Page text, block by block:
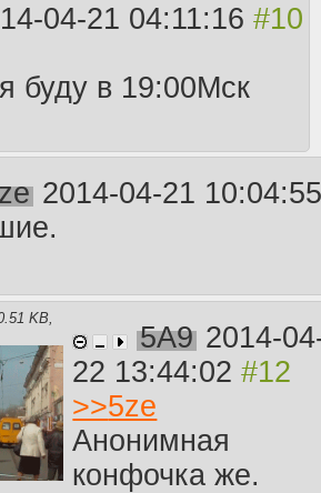
04-21 04:11:16
буду в 19:00Мск
2014-04-21
KB,
5A9 2014-
22 13:44:02
>>5ze
Анонимная
конфочка же.